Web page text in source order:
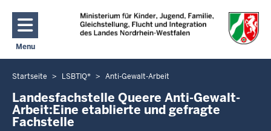
Direkt zum Inhalt
Menu
Navigation aktivieren/deaktivieren: Hauptmenü
Sie
befinden
sich
hier
Startseite LSBTIQ* Anti-Gewalt-Arbeit
Landesfachstelle Queere Anti-Gewalt-
Arbeit:Eine etablierte und gefragte
Fachstelle